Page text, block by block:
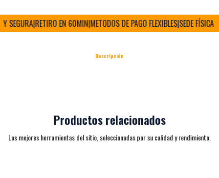
|RETIRO EN 60MIN|METODOS DE PAGO FLEXIBLES|SEDE FÍSICA Y
Descripción
Productos relacionados
Las mejores herramientas del sitio, seleccionadas por su calidad y rendimiento.